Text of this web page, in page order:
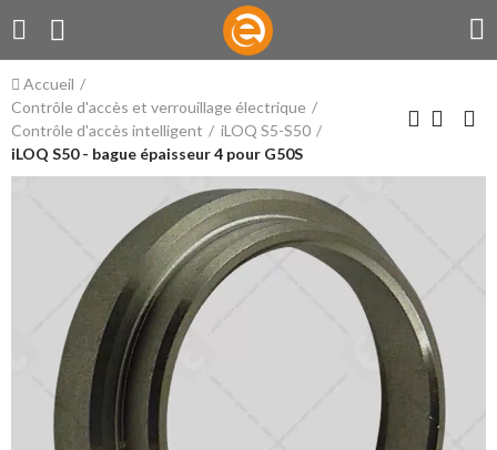
Accueil
Contrôle d'accès et verrouillage électrique
Contrôle d'accès intelligent
iLOQ S5-S50
iLOQ S50 - bague épaisseur 4 pour G50S